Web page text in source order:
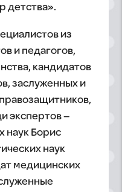
детства».
из
и педагогов,
кандидатов
заслуженных и
экспертов –
наук Борис
наук
медицинских